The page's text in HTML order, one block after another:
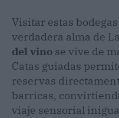
Visitar estas
verdadera alma de
del vino se vive de
Catas guiadas
reservas
barricas,
viaje sensorial